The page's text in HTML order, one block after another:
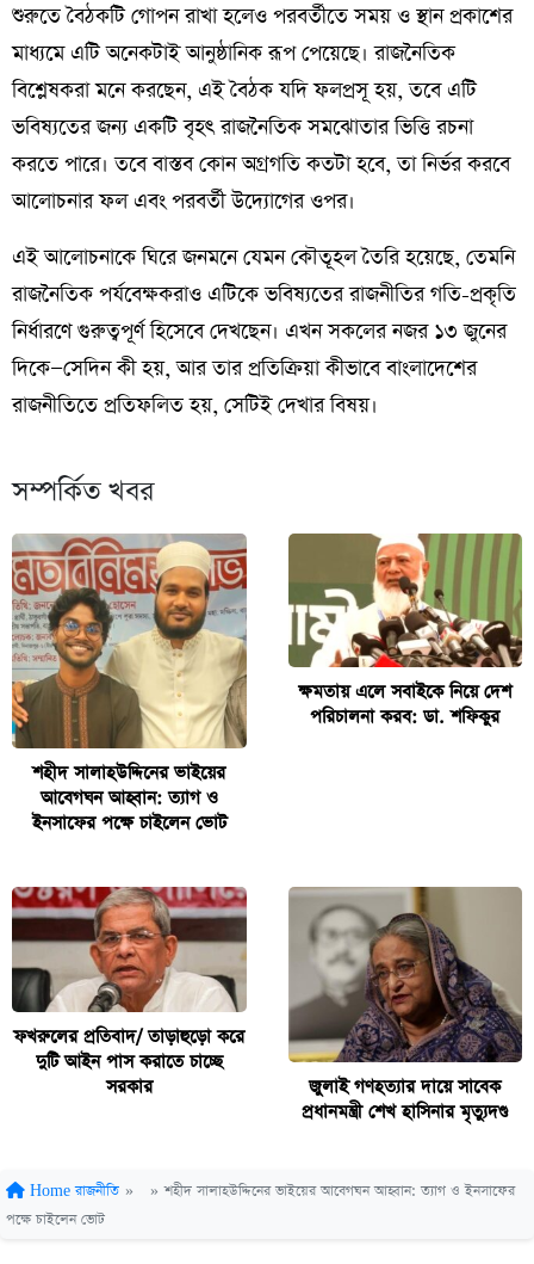
শুরুতে বৈঠকটি গোপন রাখা হলেও পরবর্তীতে সময় ও স্থান প্রকাশের
মাধ্যমে এটি অনেকটাই আনুষ্ঠানিক রূপ পেয়েছে। রাজনৈতিক
বিশ্লেষকরা মনে করছেন, এই বৈঠক যদি ফলপ্রসূ হয়, তবে এটি
ভবিষ্যতের জন্য একটি বৃহৎ রাজনৈতিক সমঝোতার ভিত্তি রচনা
করতে পারে। তবে বাস্তব কোন অগ্রগতি কতটা হবে, তা নির্ভর করবে
আলোচনার ফল এবং পরবর্তী উদ্যোগের ওপর।
এই আলোচনাকে ঘিরে জনমনে যেমন কৌতূহল তৈরি হয়েছে, তেমনি
রাজনৈতিক পর্যবেক্ষকরাও এটিকে ভবিষ্যতের রাজনীতির গতি-প্রকৃতি
নির্ধারণে গুরুত্বপূর্ণ হিসেবে দেখছেন। এখন সকলের নজর ১৩ জুনের
দিকে—সেদিন কী হয়, আর তার প্রতিক্রিয়া কীভাবে বাংলাদেশের
রাজনীতিতে প্রতিফলিত হয়, সেটিই দেখার বিষয়।
সম্পর্কিত খবর
শহীদ সালাহউদ্দিনের ভাইয়ের
আবেগঘন আহ্বান: ত্যাগ ও
ইনসাফের পক্ষে চাইলেন ভোট
ক্ষমতায় এলে সবাইকে নিয়ে দেশ
পরিচালনা করব: ডা. শফিকুর
ফখরুলের প্রতিবাদ/ তাড়াহুড়ো করে
দুটি আইন পাস করাতে চাচ্ছে
সরকার
জুলাই গণহত্যার দায়ে সাবেক
প্রধানমন্ত্রী শেখ হাসিনার মৃত্যুদণ্ড
Home রাজনীতি » » শহীদ সালাহউদ্দিনের ভাইয়ের আবেগঘন আহ্বান: ত্যাগ ও ইনসাফের
পক্ষে চাইলেন ভোট